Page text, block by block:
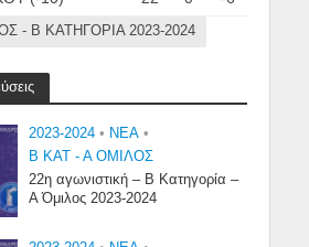
- Β ΚΑΤΗΓΟΡΙΑ 2023-2024
2023-2024 • NEA •
Β ΚΑΤ - Α ΟΜΙΛΟΣ
22η αγωνιστική – Β Κατηγορία –
Α Όμιλος 2023-2024